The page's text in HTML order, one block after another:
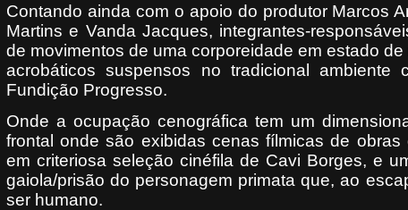
Contando ainda com o apoio do produtor Marcos
Martins e Vanda Jacques, integrantes-
de movimentos de uma corporeidade em estado
acrobáticos suspensos no tradicional
Fundição Progresso.
Onde a ocupação cenográfica tem um
frontal onde são exibidas cenas fílmicas de
em criteriosa seleção cinéfila de Cavi Borges, e
gaiola/prisão do personagem primata que, ao
ser humano.